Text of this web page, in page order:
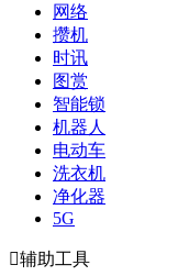
网络
攒机
时讯
图赏
智能锁
机器人
电动车
洗衣机
净化器
5G
辅助工具